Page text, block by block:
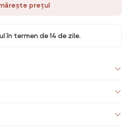
prețul
în termen de 14 de zile.